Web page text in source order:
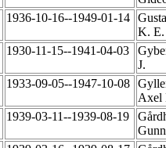
1936-10-16--1949-01-14
K.
1930-11-15--1941-04-03
J.
1933-09-05--1947-10-08
1939-03-11--1939-08-19